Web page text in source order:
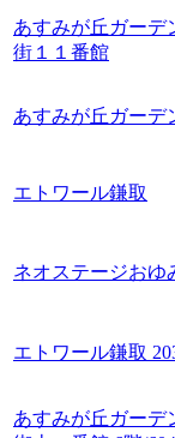
あすみが丘ガーデ
街１１番館
あすみが丘ガーデ
エトワール鎌取
ネオステージおゆ
エトワール鎌取
あすみが丘ガーデ